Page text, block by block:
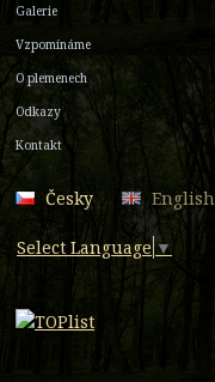
Galerie
Vzpomínáme
O plemenech
Odkazy
Kontakt
Česky English
Select Language ▼